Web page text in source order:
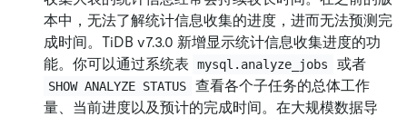
本中，无法了解统计信息收集的进度，进而无法预测完
成时间。TiDB v7.3.0 新增显示统计信息收集进度的功
能。你可以通过系统表
mysql.analyze_jobs 或者
SHOW ANALYZE STATUS
查看各个子任务的总体工作
量、当前进度以及预计的完成时间。在大规模数据导